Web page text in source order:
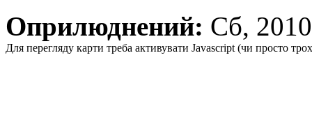
Оприлюднений: Сб,
Для перегляду карти треба активувати Javascript (чи просто